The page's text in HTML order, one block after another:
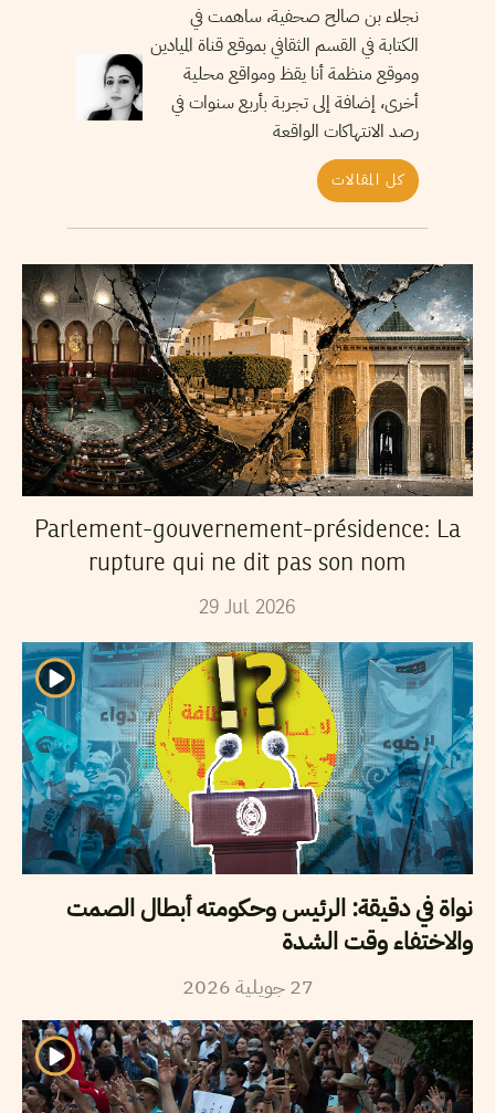
نجلاء بن صالح صحفية، ساهمت في
الكتابة في القسم الثقافي بموقع قناة الميادين
وموقع منظمة أنا يقظ ومواقع محلية
أخرى، إضافة إلى تجربة بأربع سنوات في
رصد الانتهاكات الواقعة
كل المقالات
Parlement-gouvernement-présidence: La
rupture qui ne dit pas son nom
29 Jul 2026
نواة في دقيقة: الرئيس وحكومته أبطال الصمت
والاختفاء وقت الشدة
27 جويلية2026